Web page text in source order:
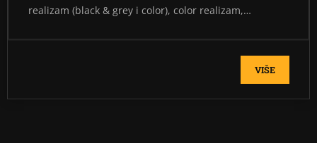
realizam (black & grey i color), color realizam,…
VIŠE